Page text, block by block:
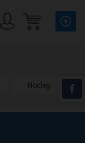
Noclegi